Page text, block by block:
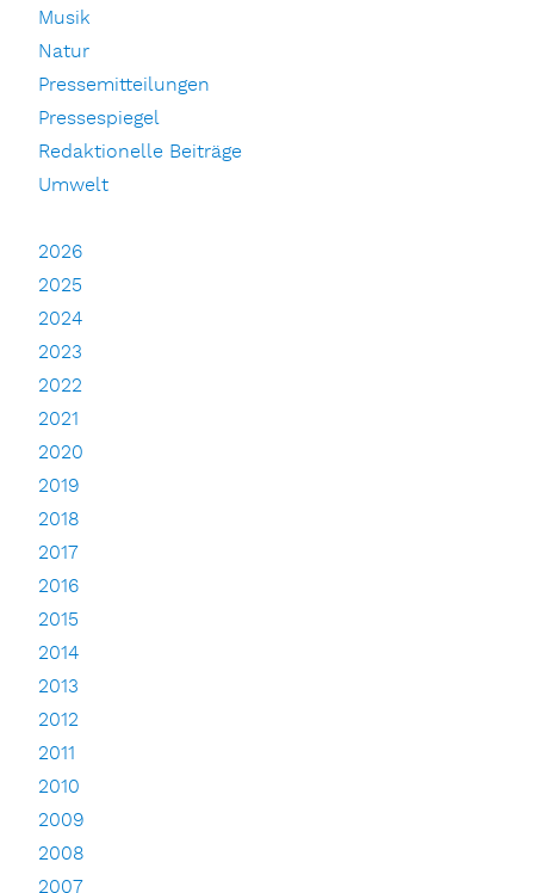
Musik
Natur
Pressemitteilungen
Pressespiegel
Redaktionelle Beiträge
Umwelt
2026
2025
2024
2023
2022
2021
2020
2019
2018
2017
2016
2015
2014
2013
2012
2011
2010
2009
2008
2007